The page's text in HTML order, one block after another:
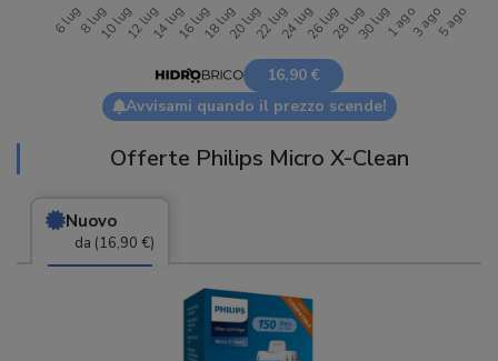
16,90 €
Avvisami quando il prezzo scende!
Offerte Philips Micro X-Clean
Nuovo
da (16,90 €)